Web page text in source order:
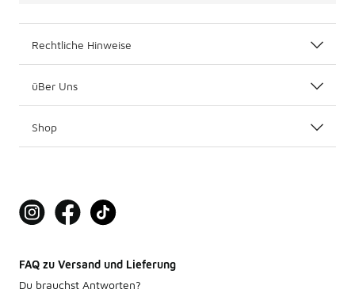
Rechtliche Hinweise
üBer Uns
Shop
FAQ zu Versand und Lieferung
Du brauchst Antworten?